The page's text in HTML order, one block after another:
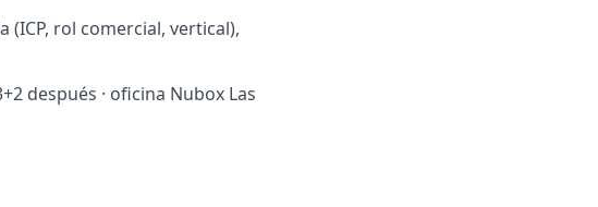
rol comercial, vertical),
después · oficina Nubox Las